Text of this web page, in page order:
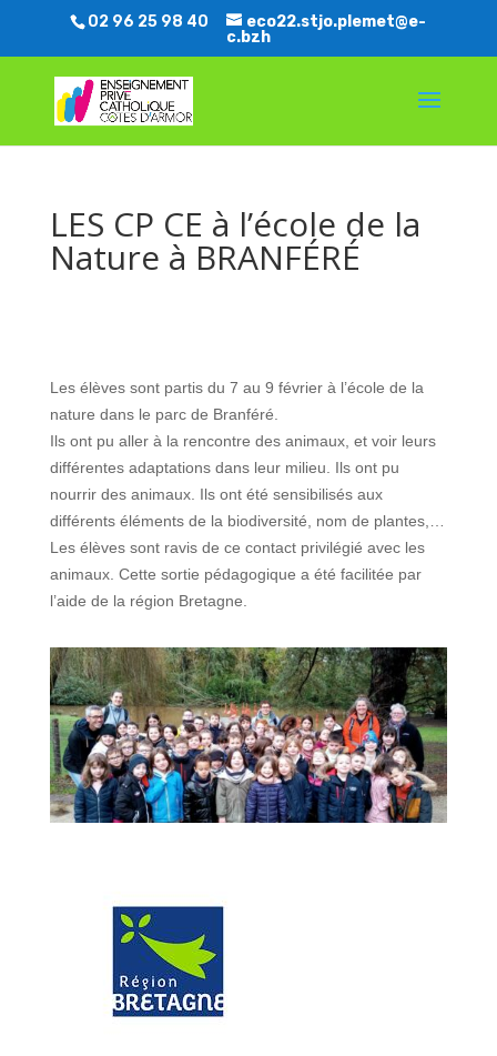
02 96 25 98 40
eco22.stjo.plemet@e-
c.bzh
LES CP CE à l’école de la
Nature à BRANFÉRÉ
Les élèves sont partis du 7 au 9 février à l’école de la
nature dans le parc de Branféré.
Ils ont pu aller à la rencontre des animaux, et voir leurs
différentes adaptations dans leur milieu. Ils ont pu
nourrir des animaux. Ils ont été sensibilisés aux
différents éléments de la biodiversité, nom de plantes,…
Les élèves sont ravis de ce contact privilégié avec les
animaux. Cette sortie pédagogique a été facilitée par
l’aide de la région Bretagne.